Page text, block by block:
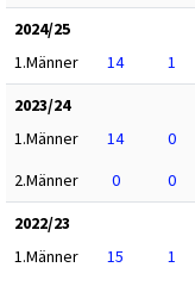
2024/25
1.Männer
14 1
2023/24
1.Männer
14 0
2.Männer
0 0
2022/23
1.Männer
15 1